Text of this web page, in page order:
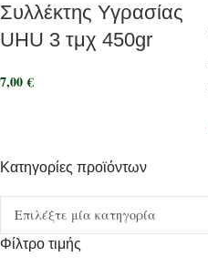
Κατηγορίες προϊόντων
Φίλτρο τιμής
Συλλέκτης Υγρασίας
UHU 3 τμχ 450gr
7,00€